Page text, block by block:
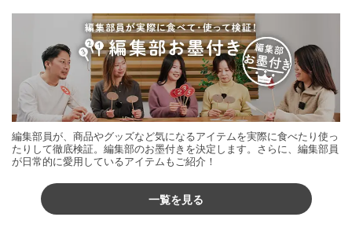
編集部員が、商品やグッズなど気になるアイテムを実際に食べたり使っ
たりして徹底検証。編集部のお墨付きを決定します。さらに、編集部員
が日常的に愛用しているアイテムもご紹介！
一覧を見る